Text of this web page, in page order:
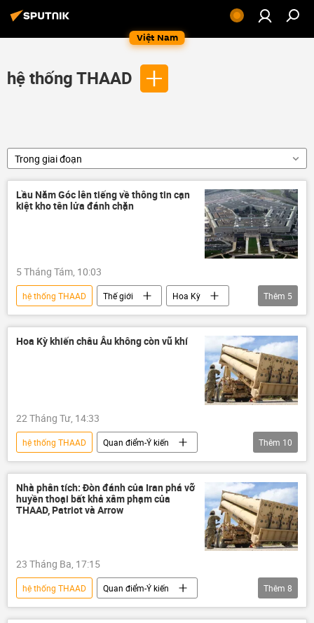
Việt Nam
hệ thống THAAD
Trong giai đoạn
Lầu Năm Góc lên tiếng về thông tin cạn
kiệt kho tên lửa đánh chặn
5 Tháng Tám, 10:03
hệ thống THAAD Thế giới
Hoa Kỳ
Lầu Năm Góc
Quân sự
tên lửa
Donald Trump
Iran
Thêm 5
Hoa Kỳ khiến châu Âu không còn vũ khí
22 Tháng Tư, 14:33
hệ thống THAAD
Quan điểm-Ý kiến
chuyên gia
Hoa Kỳ
Chính trị
Châu Âu
tên lửa
EU
Tổ hợp tên lửa phòng không "Patriot"
Thêm 10
Nhà phân tích: Đòn đánh của Iran phá vỡ
huyền thoại bất khả xâm phạm của
THAAD, Patriot và Arrow
23 Tháng Ba, 17:15
hệ thống THAAD
Quan điểm-Ý kiến
chuyên gia
Hoa Kỳ
Iran
Thêm 8